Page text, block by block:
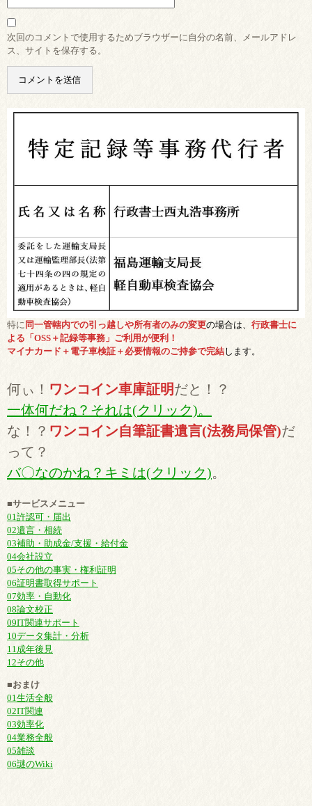
次回のコメントで使用するためブラウザーに自分の名前、メールアドレ
ス、サイトを保存する。
特に 同一管轄内での引っ越しや所有者のみの変更の場合は、 行政書士に
よる「OSS＋記録等事務」ご利用が便利！
マイナカード＋電子車検証＋必要情報のご持参で完結します。
何ぃ！ ワンコイン車庫証明だと！？
一体何だね？それは(クリック)。
な！？ ワンコイン自筆証書遺言(法務局保管)だ
って？
バ〇なのかね？キミは(クリック)。
■サービスメニュー
01許認可・届出
02遺言・相続
03補助・助成金/支援・給付金
04会社設立
05その他の事実・権利証明
06証明書取得サポート
07効率・自動化
08論文校正
09IT関連サポート
10データ集計・分析
11成年後見
12その他
■おまけ
01生活全般
02IT関連
03効率化
04業務全般
05雑談
06謎のWiki